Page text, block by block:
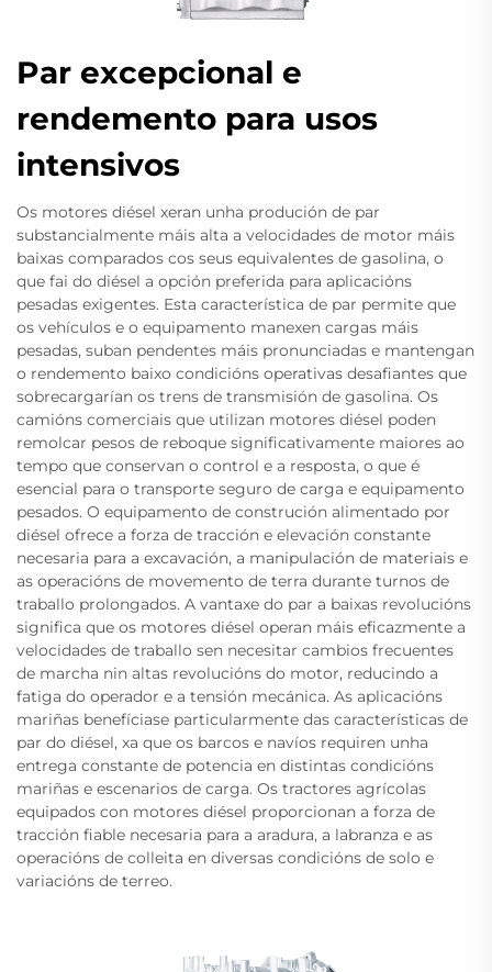
Par excepcional e
rendemento para usos
intensivos
Os motores diésel xeran unha produción de par
substancialmente máis alta a velocidades de motor máis
baixas comparados cos seus equivalentes de gasolina, o
que fai do diésel a opción preferida para aplicacións
pesadas exigentes. Esta característica de par permite que
os vehículos e o equipamento manexen cargas máis
pesadas, suban pendentes máis pronunciadas e mantengan
o rendemento baixo condicións operativas desafiantes que
sobrecargarían os trens de transmisión de gasolina. Os
camións comerciais que utilizan motores diésel poden
remolcar pesos de reboque significativamente maiores ao
tempo que conservan o control e a resposta, o que é
esencial para o transporte seguro de carga e equipamento
pesados. O equipamento de construción alimentado por
diésel ofrece a forza de tracción e elevación constante
necesaria para a excavación, a manipulación de materiais e
as operacións de movemento de terra durante turnos de
traballo prolongados. A vantaxe do par a baixas revolucións
significa que os motores diésel operan máis eficazmente a
velocidades de traballo sen necesitar cambios frecuentes
de marcha nin altas revolucións do motor, reducindo a
fatiga do operador e a tensión mecánica. As aplicacións
mariñas benefíciase particularmente das características de
par do diésel, xa que os barcos e navíos requiren unha
entrega constante de potencia en distintas condicións
mariñas e escenarios de carga. Os tractores agrícolas
equipados con motores diésel proporcionan a forza de
tracción fiable necesaria para a aradura, a labranza e as
operacións de colleita en diversas condicións de solo e
variacións de terreo.